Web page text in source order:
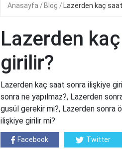
Anasayfa Blog Lazerden kaç
Lazerden
girilir?
Lazerden kaç saat sonra ilişkiye
sonra ne yapılmaz?, Lazerden
gusül gerekir mi?, Lazerden sonra
ilişkiye girilir mi?
Facebook Twitter